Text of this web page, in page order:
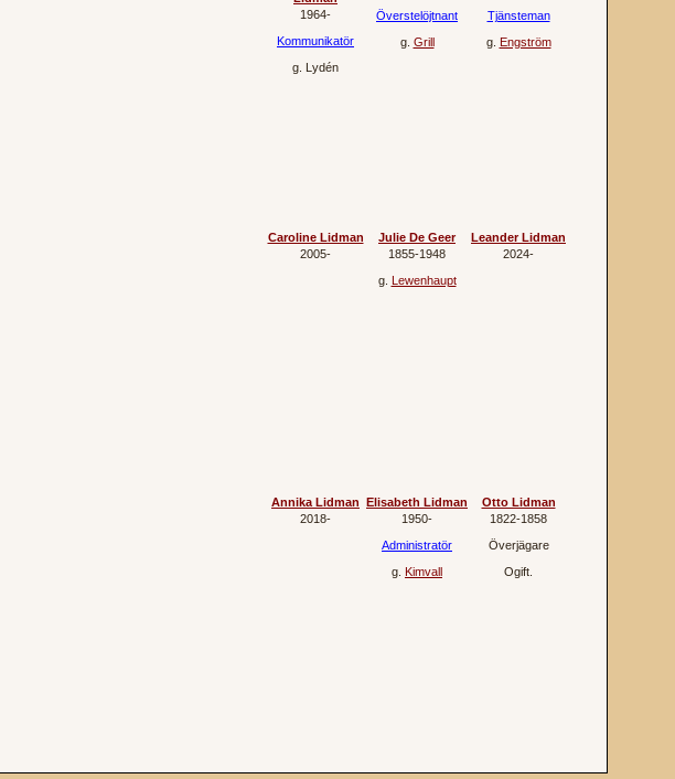
1964‐
Kommunikatör
g. Lydén
Överstelöjtnant
g. Grill
Tjänsteman
g. Engström
Caroline Lidman
2005‐
Julie De Geer
1855‐1948
g. Lewenhaupt
Leander Lidman
2024‐
Annika Lidman
2018‐
Elisabeth Lidman
1950‐
Administratör
g. Kimvall
Otto Lidman
1822‐1858
Överjägare
Ogift.